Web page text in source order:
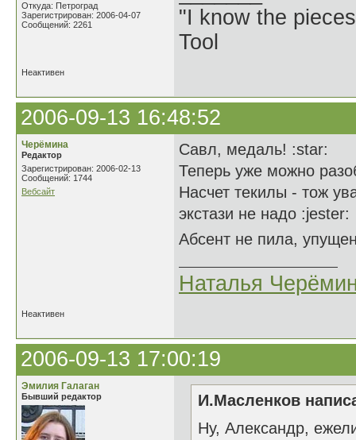
Откуда: Петроград
Зарегистрирован: 2006-04-07
Сообщений: 2261
"I know the
Tool
Неактивен
2006-09-13 16:48:52
Черёмина
Редактор
Зарегистрирован: 2006-02-13
Сообщений: 1744
Вебсайт
Савл, медаль! :star:
Теперь уже можно
Насчет текилы - тож
экстази не надо :jester:
Абсент не пила,
Наталья
Неактивен
2006-09-13 17:00:19
Эмилия Галаган
Бывший редактор
И.Масленков
Ну, Александр,